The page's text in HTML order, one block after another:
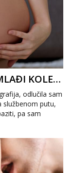
PRIVLAČI ME OSAM GODINA MLAĐI KOLEGA 2
odlučila sam
službenom putu,
pa sam